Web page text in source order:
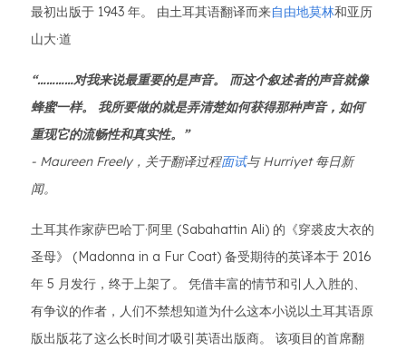
最初出版于 1943 年。 由土耳其语翻译而来自由地莫林和亚历
山大·道
“…………对我来说最重要的是声音。 而这个叙述者的声音就像
蜂蜜一样。 我所要做的就是弄清楚如何获得那种声音，如何
重现它的流畅性和真实性。”
- Maureen Freely，关于翻译过程面试与 Hurriyet 每日新
闻。
土耳其作家萨巴哈丁·阿里 (Sabahattin Ali) 的《穿裘皮大衣的
圣母》 (Madonna in a Fur Coat) 备受期待的英译本于 2016
年 5 月发行，终于上架了。 凭借丰富的情节和引人入胜的、
有争议的作者，人们不禁想知道为什么这本小说以土耳其语原
版出版花了这么长时间才吸引英语出版商。 该项目的首席翻